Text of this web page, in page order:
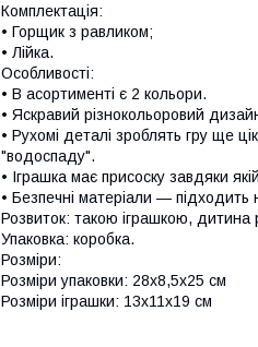
Комплектація:
• Горщик з равликом;
• Лійка.
Особливості:
• В асортименті є 2 кольори.
• Яскравий різнокольоровий
• Рухомі деталі зроблять гру ще
"водоспаду".
• Іграшка має присоску завдяки
• Безпечні матеріали —
Розвиток: такою іграшкою, дитина
Упаковка: коробка.
Розміри:
Розміри упаковки: 28х8,5х25 см
Розміри іграшки: 13х11х19 см